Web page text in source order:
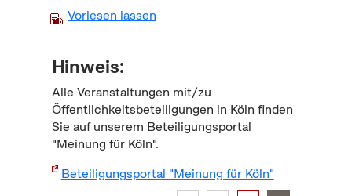
Vorlesen lassen
Hinweis:
Alle Veranstaltungen mit/zu
Öffentlichkeitsbeteiligungen in Köln finden
Sie auf unserem Beteiligungsportal
"Meinung für Köln".
Beteiligungsportal "Meinung für Köln"